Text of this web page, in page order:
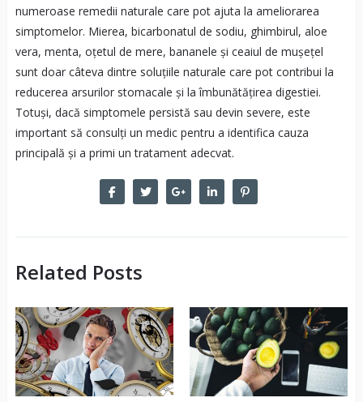
numeroase remedii naturale care pot ajuta la ameliorarea
simptomelor. Mierea, bicarbonatul de sodiu, ghimbirul, aloe
vera, menta, oțetul de mere, bananele și ceaiul de mușețel
sunt doar câteva dintre soluțiile naturale care pot contribui la
reducerea arsurilor stomacale și la îmbunătățirea digestiei.
Totuși, dacă simptomele persistă sau devin severe, este
important să consulți un medic pentru a identifica cauza
principală și a primi un tratament adecvat.
Related Posts